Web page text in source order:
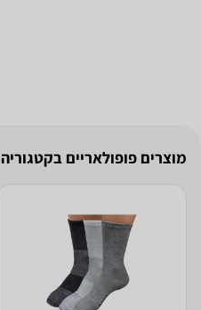
מוצרים פופולאריים בקטגוריה